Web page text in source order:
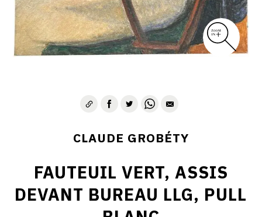
CLAUDE GROBÉTY
FAUTEUIL VERT, ASSIS
DEVANT BUREAU LLG, PULL